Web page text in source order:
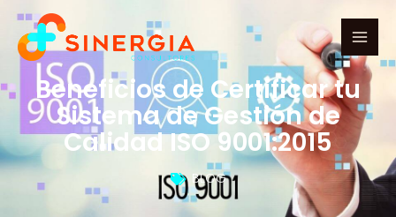
contenido
Beneficios de Certificar tu
Sistema de Gestión de
Calidad ISO 9001:2015
BLOG